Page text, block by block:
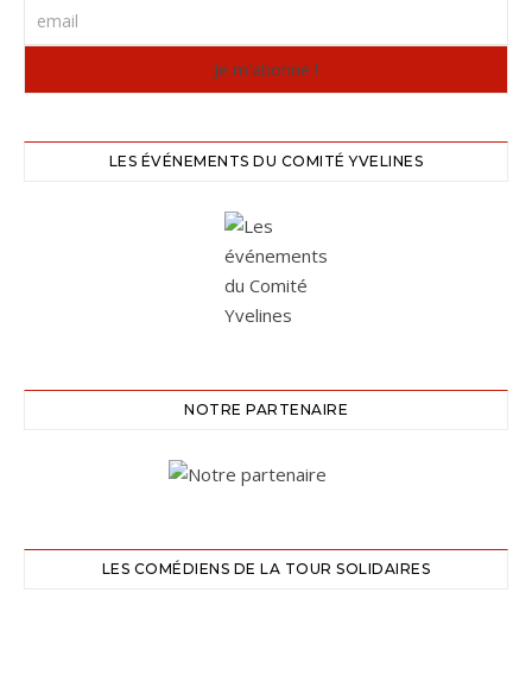
LES ÉVÉNEMENTS DU COMITÉ YVELINES
NOTRE PARTENAIRE
LES COMÉDIENS DE LA TOUR SOLIDAIRES